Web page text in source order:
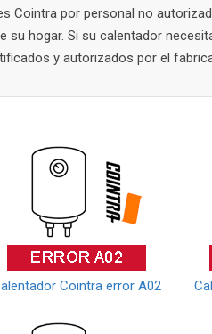
Cointra por personal no
su hogar. Si su calentador
y autorizados por el
Cointra error A02